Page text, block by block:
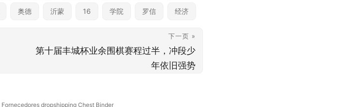
奥德 沂蒙 16 学院 罗信 经济
下一页 »
第十届丰城杯业余围棋赛程过半，冲段少
年依旧强势
Fornecedores dropshipping Chest Binder